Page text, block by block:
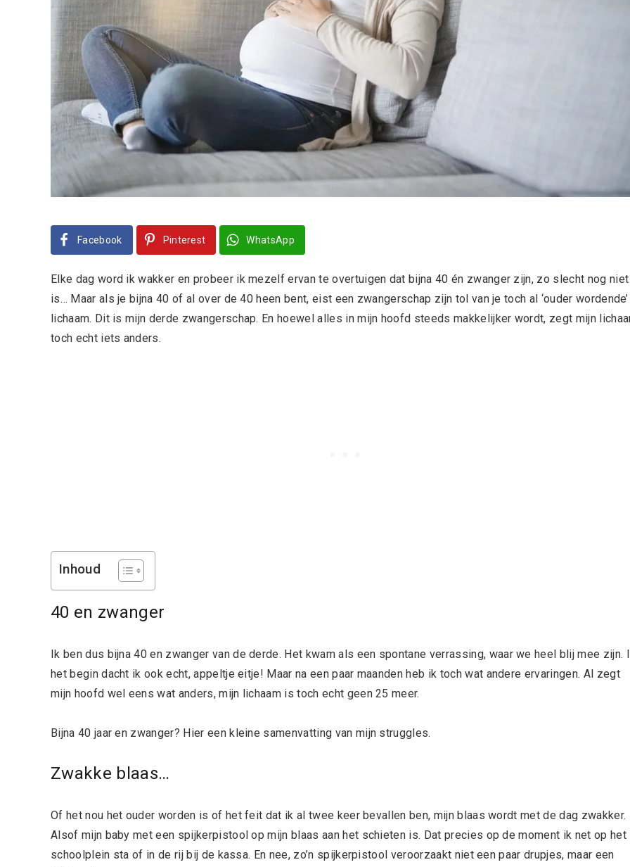
Facebook Pinterest WhatsApp
Elke dag word ik wakker en probeer ik mezelf ervan te overtuigen dat bijna 40 én zwanger zijn, zo slecht nog niet
is… Maar als je bijna 40 of al over de 40 heen bent, eist een zwangerschap zijn tol van je toch al ‘ouder wordende’
lichaam. Dit is mijn derde zwangerschap. En hoewel alles in mijn hoofd steeds makkelijker wordt, zegt mijn
toch echt iets anders.
Inhoud
40 en zwanger
Ik ben dus bijna 40 en zwanger van de derde. Het kwam als een spontane verrassing, waar we heel blij mee zijn.
het begin dacht ik ook echt, appeltje eitje! Maar na een paar maanden heb ik toch wat andere ervaringen. Al zegt
mijn hoofd wel eens wat anders, mijn lichaam is toch echt geen 25 meer.
Bijna 40 jaar en zwanger? Hier een kleine samenvatting van mijn struggles.
Zwakke blaas…
Of het nou het ouder worden is of het feit dat ik al twee keer bevallen ben, mijn blaas wordt met de dag zwakker.
Alsof mijn baby met een spijkerpistool op mijn blaas aan het schieten is. Dat precies op de moment ik net op het
schoolplein sta of in de rij bij de kassa. En nee, zo’n spijkerpistool veroorzaakt niet een paar drupjes, maar een